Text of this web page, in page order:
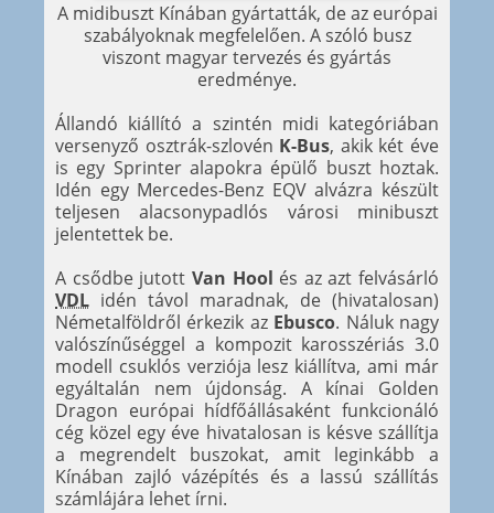
A midibuszt Kínában gyártatták, de az európai
szabályoknak megfelelően. A szóló busz
viszont magyar tervezés és gyártás
eredménye.
Állandó kiállító a szintén midi kategóriában
versenyző osztrák-szlovén K-Bus, akik két éve
is egy Sprinter alapokra épülő buszt hoztak.
Idén egy Mercedes-Benz EQV alvázra készült
teljesen alacsonypadlós városi minibuszt
jelentettek be.
A csődbe jutott Van Hool és az azt felvásárló
VDL idén távol maradnak, de (hivatalosan)
Németalföldről érkezik az Ebusco. Náluk nagy
valószínűséggel a kompozit karosszériás 3.0
modell csuklós verziója lesz kiállítva, ami már
egyáltalán nem újdonság. A kínai Golden
Dragon európai hídfőállásaként funkcionáló
cég közel egy éve hivatalosan is késve szállítja
a megrendelt buszokat, amit leginkább a
Kínában zajló vázépítés és a lassú szállítás
számlájára lehet írni.